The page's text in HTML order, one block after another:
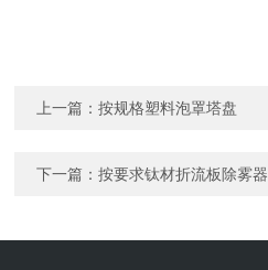
上一篇：按规格塑料泡罩塔盘
下一篇：按要求钛材折流板除雾器